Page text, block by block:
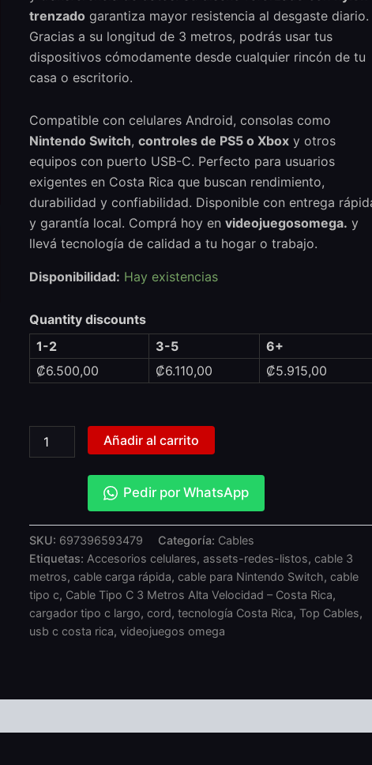
trenzadogarantiza mayor resistencia al desgaste diario.
Gracias a su longitud de 3 metros, podrás usar tus
dispositivos cómodamente desde cualquier rincón de tu
casa o escritorio.
Compatible con celulares Android, consolas como
Nintendo Switch, controles de PS5 o Xboxy otros
equipos con puerto USB-C. Perfecto para usuarios
exigentes en Costa Rica que buscan rendimiento,
durabilidad y confiabilidad. Disponible con entrega
y garantía local. Comprá hoy en videojuegosomega. y
llevá tecnología de calidad a tu hogar o trabajo.
Disponibilidad: Hay existencias
Quantity discounts
1-2
3-5
6+
₡6.500,00 ₡6.110,00 ₡5.915,00
Añadir al carrito
Pedir por WhatsApp
SKU: 697396593479 Categoría: Cables
Etiquetas: Accesorios celulares, assets-redes-listos, cable 3
metros, cable carga rápida, cable para Nintendo Switch, cable
tipo c, Cable Tipo C 3 Metros Alta Velocidad – Costa Rica,
cargador tipo c largo, cord, tecnología Costa Rica, Top Cables,
usb c costa rica, videojuegos omega